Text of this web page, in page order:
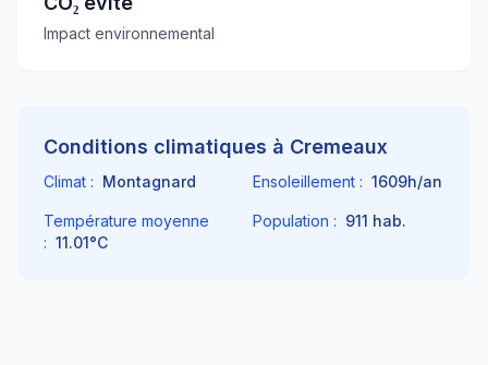
Impact environnemental
Conditions climatiques à Cremeaux
Climat : Montagnard Ensoleillement : 1609h/an
Température moyenne
: 11.01°C
Population : 911 hab.